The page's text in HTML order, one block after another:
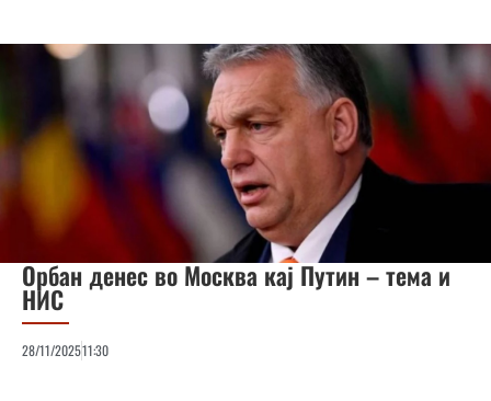
Орбан денес во Москва кај Путин – тема и
НИС
28/11/202511:30